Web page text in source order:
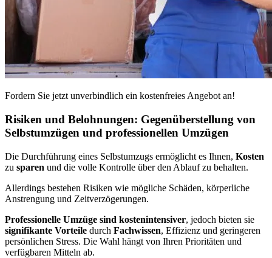
Fordern Sie jetzt unverbindlich ein kostenfreies Angebot an!
Risiken und Belohnungen: Gegenüberstellung von
Selbstumzügen und professionellen Umzügen
Die Durchführung eines Selbstumzugs ermöglicht es Ihnen, Kosten
zu sparen und die volle Kontrolle über den Ablauf zu behalten.
Allerdings bestehen Risiken wie mögliche Schäden, körperliche
Anstrengung und Zeitverzögerungen.
Professionelle Umzüge sind kostenintensiver, jedoch bieten sie
signifikante Vorteile durch Fachwissen, Effizienz und geringeren
persönlichen Stress. Die Wahl hängt von Ihren Prioritäten und
verfügbaren Mitteln ab.